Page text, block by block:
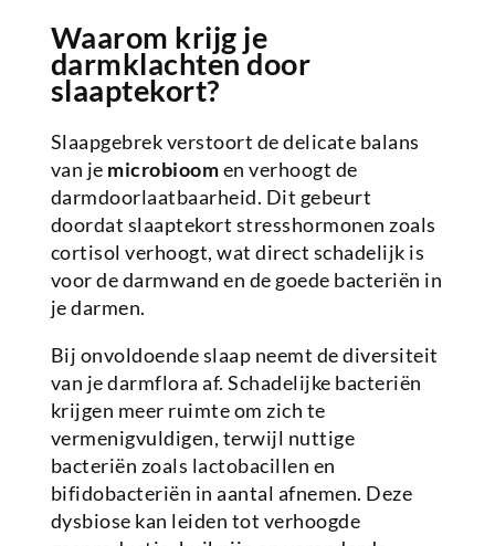
Waarom krijg je
darmklachten door
slaaptekort?
Slaapgebrek verstoort de delicate balans
van je microbioomen verhoogt de
darmdoorlaatbaarheid. Dit gebeurt
doordat slaaptekort stresshormonen zoals
cortisol verhoogt, wat direct schadelijk is
voor de darmwand en de goede bacteriën in
je darmen.
Bij onvoldoende slaap neemt de diversiteit
van je darmflora af. Schadelijke bacteriën
krijgen meer ruimte om zich te
vermenigvuldigen, terwijl nuttige
bacteriën zoals lactobacillen en
bifidobacteriën in aantal afnemen. Deze
dysbiose kan leiden tot verhoogde